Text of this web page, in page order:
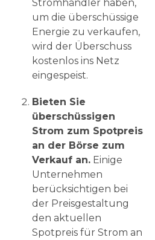
Stromhändler haben,
um die überschüssige
Energie zu verkaufen,
wird der Überschuss
kostenlos ins Netz
eingespeist.
Bieten Sie
überschüssigen
Strom zum Spotpreis
an der Börse zum
Verkauf an. Einige
Unternehmen
berücksichtigen bei
der Preisgestaltung
den aktuellen
Spotpreis für Strom an